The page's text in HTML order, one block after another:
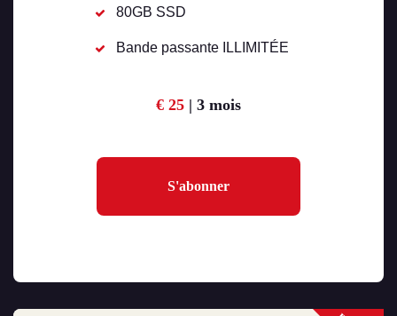
80GB SSD
Bande passante ILLIMITÉE
€ 25 | 3 mois
S'abonner